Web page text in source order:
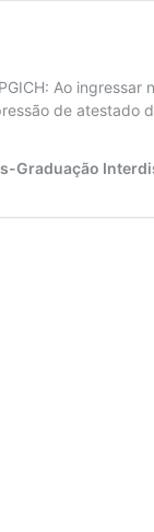
Ao
de atestado
Graduação